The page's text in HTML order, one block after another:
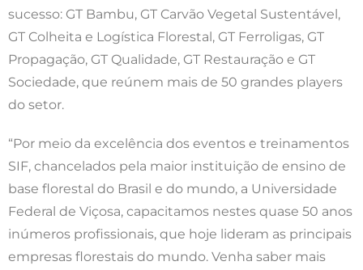
sucesso: GT Bambu, GT Carvão Vegetal Sustentável,
GT Colheita e Logística Florestal, GT Ferroligas, GT
Propagação, GT Qualidade, GT Restauração e GT
Sociedade, que reúnem mais de 50 grandes players
do setor.
“Por meio da excelência dos eventos e treinamentos
SIF, chancelados pela maior instituição de ensino de
base florestal do Brasil e do mundo, a Universidade
Federal de Viçosa, capacitamos nestes quase 50 anos
inúmeros profissionais, que hoje lideram as principais
empresas florestais do mundo. Venha saber mais